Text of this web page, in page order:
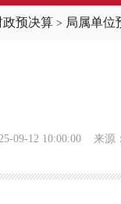
政预决算 > 局属单位
09-12 10:00:00 来源